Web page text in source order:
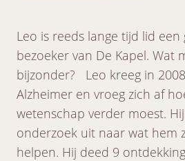
Leo is reeds lange tijd lid
bezoeker van De Kapel. Wat
bijzonder? Leo kreeg in
Alzheimer en vroeg zich af
wetenschap verder moest.
onderzoek uit naar wat hem
helpen. Hij deed 9